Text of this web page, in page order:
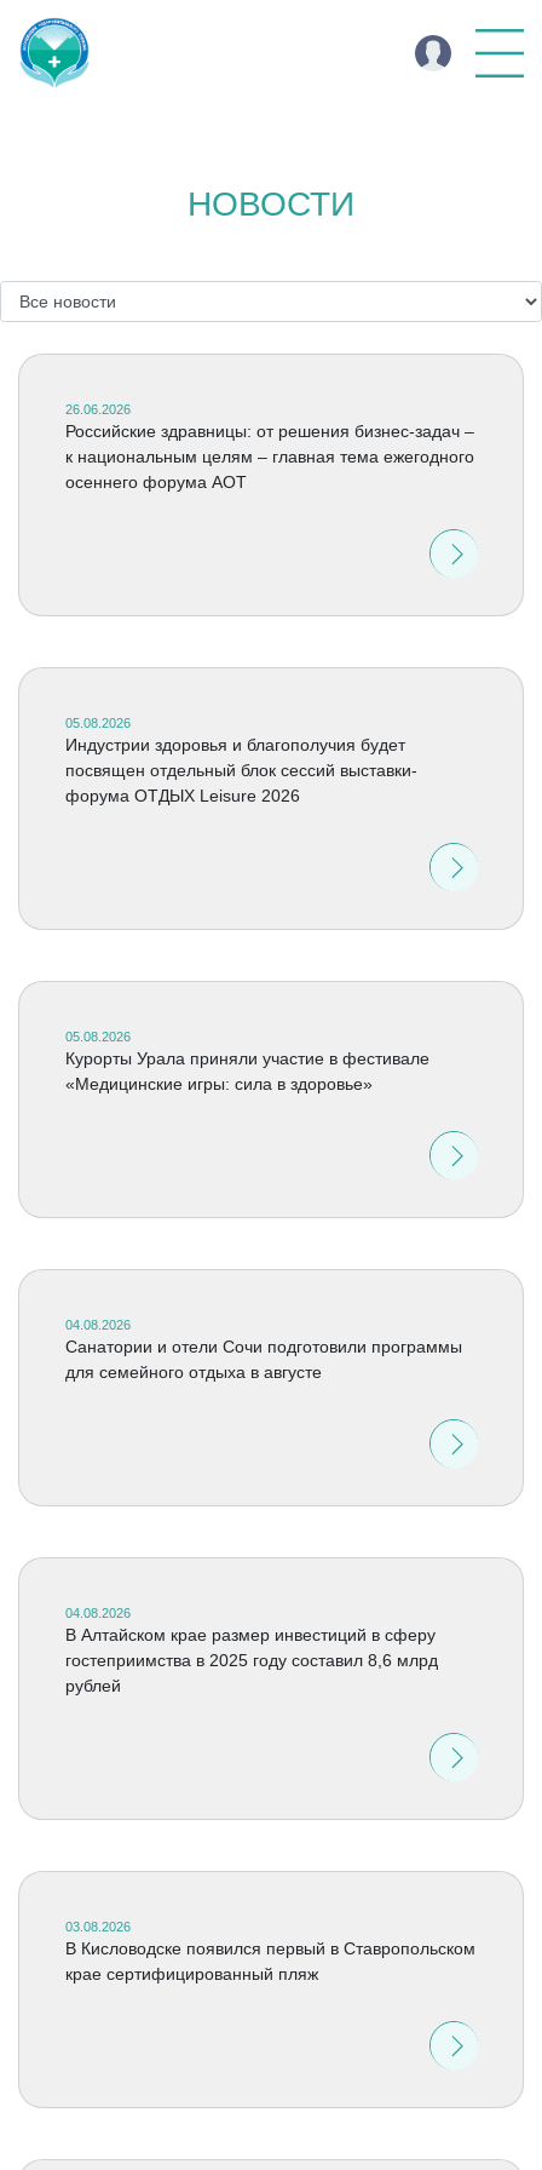
НОВОСТИ
26.06.2026
Российские здравницы: от решения бизнес-задач –
к национальным целям – главная тема ежегодного
осеннего форума АОТ
05.08.2026
Индустрии здоровья и благополучия будет
посвящен отдельный блок сессий выставки-
форума ОТДЫХ Leisure 2026
05.08.2026
Курорты Урала приняли участие в фестивале
«Медицинские игры: сила в здоровье»
04.08.2026
Санатории и отели Сочи подготовили программы
для семейного отдыха в августе
04.08.2026
В Алтайском крае размер инвестиций в сферу
гостеприимства в 2025 году составил 8,6 млрд
рублей
03.08.2026
В Кисловодске появился первый в Ставропольском
крае сертифицированный пляж